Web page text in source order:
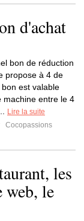
d'achat
bon de réduction
propose à 4 de
est valable
machine entre le 4
Lire la suite
Cocopassions
les
web, le